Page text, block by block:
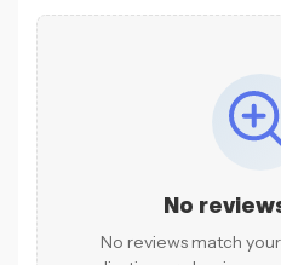
No
No reviews match